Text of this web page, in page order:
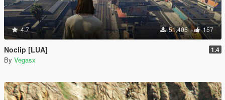
4.7 51,405 157
Noclip [LUA] 1.4
By Vegasx